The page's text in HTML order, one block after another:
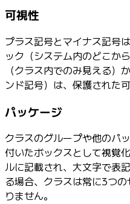
可視性
プラス記号とマイナス記号
ック（システム内のどこか
（クラス内でのみ見える）
ンド記号）は、保護された
パッケージ
クラスのグループや他のパ
付いたボックスとして視覚
ルに記載され、大文字で表
る場合、クラスは常に3つ
りません。